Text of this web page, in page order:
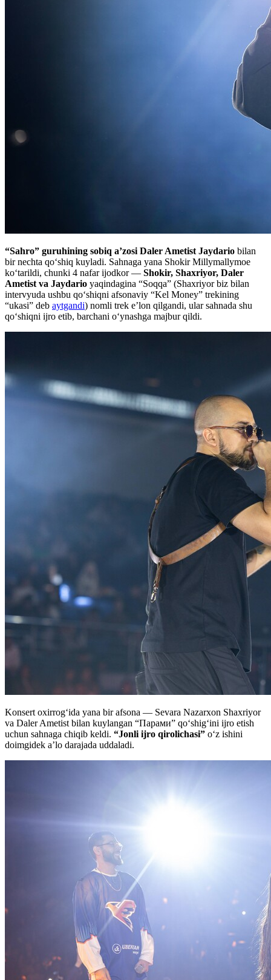
“Sahro” guruhining sobiq a’zosi Daler Ametist Jaydario bilan
bir nechta qo‘shiq kuyladi. Sahnaga yana Shokir Millymallymoe
ko‘tarildi, chunki 4 nafar ijodkor — Shokir, Shaxriyor, Daler
Ametist va Jaydario yaqindagina “Soqqa” (Shaxriyor biz bilan
intervyuda ushbu qo‘shiqni afsonaviy “Kel Money” trekining
“ukasi” deb aytgandi) nomli trek e’lon qilgandi, ular sahnada shu
qo‘shiqni ijro etib, barchani o‘ynashga majbur qildi.
Konsert oxirrog‘ida yana bir afsona — Sevara Nazarxon Shaxriyor
va Daler Ametist bilan kuylangan “Парами” qo‘shig‘ini ijro etish
uchun sahnaga chiqib keldi. “Jonli ijro qirolichasi” o‘z ishini
doimgidek a’lo darajada uddaladi.